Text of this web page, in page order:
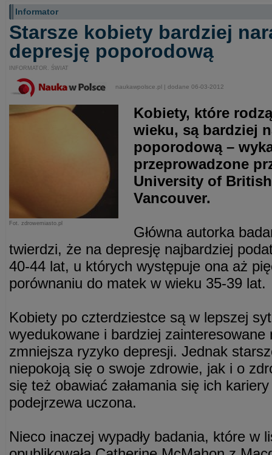
Informator
Starsze kobiety bardziej
depresję poporodową
INFORMATOR. ŚWIAT
naukawpolsce.pl | dodane 06-03-2012
Fot. zdrowemiasto.pl
Kobiety, które
wieku, są bardziej
poporodową –
przeprowadzone
University of
Vancouver.
Główna autorka
twierdzi, że na depresję najbardziej
40-44 lat, u których występuje ona aż
porównaniu do matek w wieku 35-39 lat.
Kobiety po czterdziestce są w lepszej
wyedukowane i bardziej zainteresowane
zmniejsza ryzyko depresji. Jednak
niepokoją się o swoje zdrowie, jak i o
się też obawiać załamania się ich
podejrzewa uczona.
Nieco inaczej wypadły badania, które w